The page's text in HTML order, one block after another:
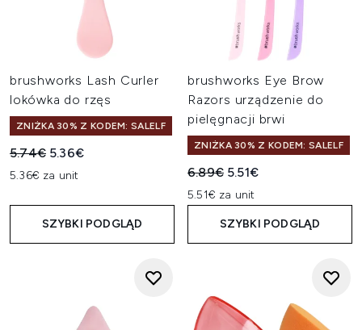
brushworks Lash Curler
lokówka do rzęs
ZNIŻKA 30% Z KODEM: SALELF
Sugerowana cena detaliczna:
5.74€ Aktualna cena:
5.36€
5.36€ za unit
SZYBKI PODGLĄD
brushworks Eye Brow
Razors urządzenie do
pielęgnacji brwi
ZNIŻKA 30% Z KODEM: SALELF
Sugerowana cena
6.89€ Aktualna cena:
5.51€
5.51€ za unit
SZYBKI PODGLĄD